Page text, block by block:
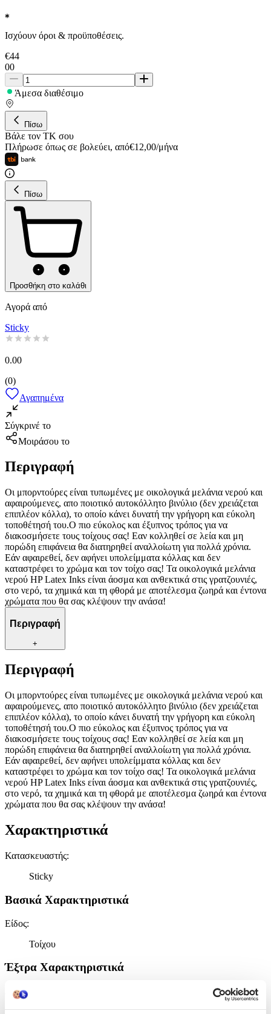
Ισχύουν όροι & προϋποθέσεις.
€44
00
Άμεσα διαθέσιμο
Πίσω
Βάλε τον ΤΚ σου
Πλήρωσε όπως σε βολεύει, από€12,00/μήνα
Πίσω
Προσθήκη στο καλάθι
Αγορά από
Sticky
0.00
(0)
Αγαπημένα
Σύγκρινέ το
Μοιράσου το
Περιγραφή
Οι μπορντούρες είναι τυπωμένες με οικολογικά μελάνια νερού και
αφαιρούμενες, απο ποιοτικό αυτοκόλλητο βινύλιο (δεν χρειάζεται
επιπλέον κόλλα), το οποίο κάνει δυνατή την γρήγορη και εύκολη
τοποθέτησή του.Ο πιο εύκολος και έξυπνος τρόπος για να
διακοσμήσετε τους τοίχους σας! Εαν κολληθεί σε λεία και μη
πορώδη επιφάνεια θα διατηρηθεί αναλλοίωτη για πολλά χρόνια.
Εάν αφαιρεθεί, δεν αφήνει υπολείμματα κόλλας και δεν
καταστρέφει το χρώμα και τον τοίχο σας! Τα οικολογικά μελάνια
νερού HP Latex Inks είναι άοσμα και ανθεκτικά στις γρατζουνιές,
στο νερό, τα χημικά και τη φθορά με αποτέλεσμα ζωηρά και έντονα
χρώματα που θα σας κλέψουν την ανάσα!
Περιγραφή
+
Περιγραφή
Οι μπορντούρες είναι τυπωμένες με οικολογικά μελάνια νερού και
αφαιρούμενες, απο ποιοτικό αυτοκόλλητο βινύλιο (δεν χρειάζεται
επιπλέον κόλλα), το οποίο κάνει δυνατή την γρήγορη και εύκολη
τοποθέτησή του.Ο πιο εύκολος και έξυπνος τρόπος για να
διακοσμήσετε τους τοίχους σας! Εαν κολληθεί σε λεία και μη
πορώδη επιφάνεια θα διατηρηθεί αναλλοίωτη για πολλά χρόνια.
Εάν αφαιρεθεί, δεν αφήνει υπολείμματα κόλλας και δεν
καταστρέφει το χρώμα και τον τοίχο σας! Τα οικολογικά μελάνια
νερού HP Latex Inks είναι άοσμα και ανθεκτικά στις γρατζουνιές,
στο νερό, τα χημικά και τη φθορά με αποτέλεσμα ζωηρά και έντονα
χρώματα που θα σας κλέψουν την ανάσα!
Χαρακτηριστικά
Κατασκευαστής:
Sticky
Βασικά Χαρακτηριστικά
Είδος:
Τοίχου
Έξτρα Χαρακτηριστικά
Αφρώδες
Όχι